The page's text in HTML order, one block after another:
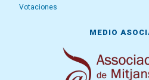
Votaciones
MEDIO